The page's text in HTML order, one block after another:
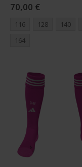
70,00 €
116 128 140
164